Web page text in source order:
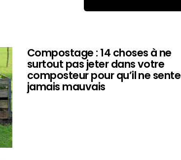
Compostage : 14 choses à ne
surtout pas jeter dans votre
composteur pour qu’il ne sente
jamais mauvais